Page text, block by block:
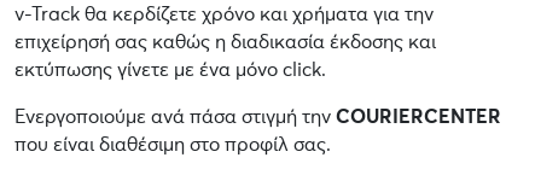
v-Track θα κερδίζετε χρόνο και χρήματα για την
επιχείρησή σας καθώς η διαδικασία έκδοσης και
εκτύπωσης γίνετε με ένα μόνο click.
Ενεργοποιούμε ανά πάσα στιγμή την COURIERCENTER
που είναι διαθέσιμη στο προφίλ σας.